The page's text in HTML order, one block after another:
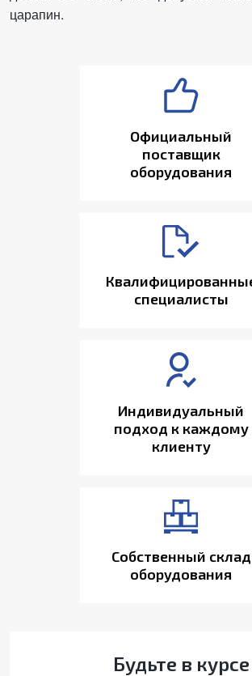
царапин.
Официальный
поставщик
оборудования
специалисты
Индивидуальный
подход к каждому
клиенту
Собственный склад
оборудования
Будьте в курсе